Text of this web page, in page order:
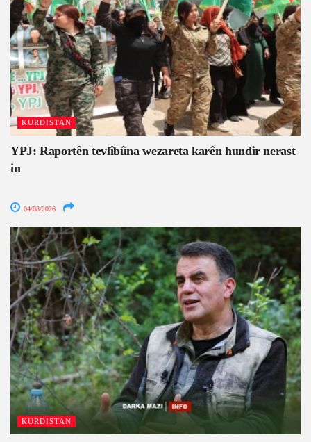
KURDISTAN
YPJ: Raportên tevlîbûna wezareta karên hundir nerast
in
04/08/2026
KURDISTAN